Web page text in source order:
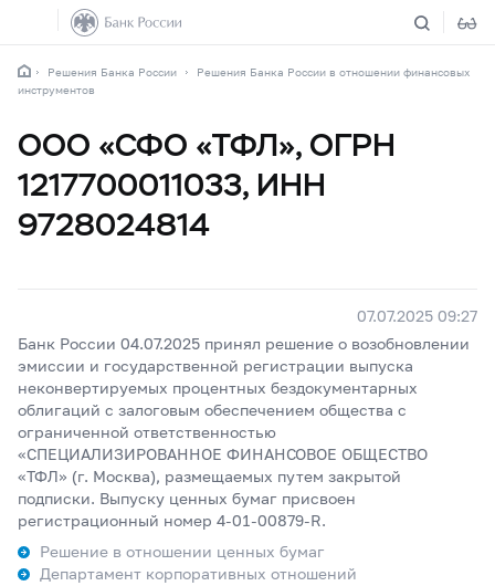
Решения Банка России
Решения Банка России в отношении финансовых
инструментов
ООО «СФО «ТФЛ», ОГРН
1217700011033, ИНН
9728024814
07.07.2025 09:27
Банк России 04.07.2025 принял решение о возобновлении
эмиссии и государственной регистрации выпуска
неконвертируемых процентных бездокументарных
облигаций с залоговым обеспечением общества с
ограниченной ответственностью
«СПЕЦИАЛИЗИРОВАННОЕ ФИНАНСОВОЕ ОБЩЕСТВО
«ТФЛ» (г. Москва), размещаемых путем закрытой
подписки. Выпуску ценных бумаг присвоен
регистрационный номер 4-01-00879-R.
Решение в отношении ценных бумаг
Департамент корпоративных отношений